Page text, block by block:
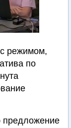
режимом,
по
предложение